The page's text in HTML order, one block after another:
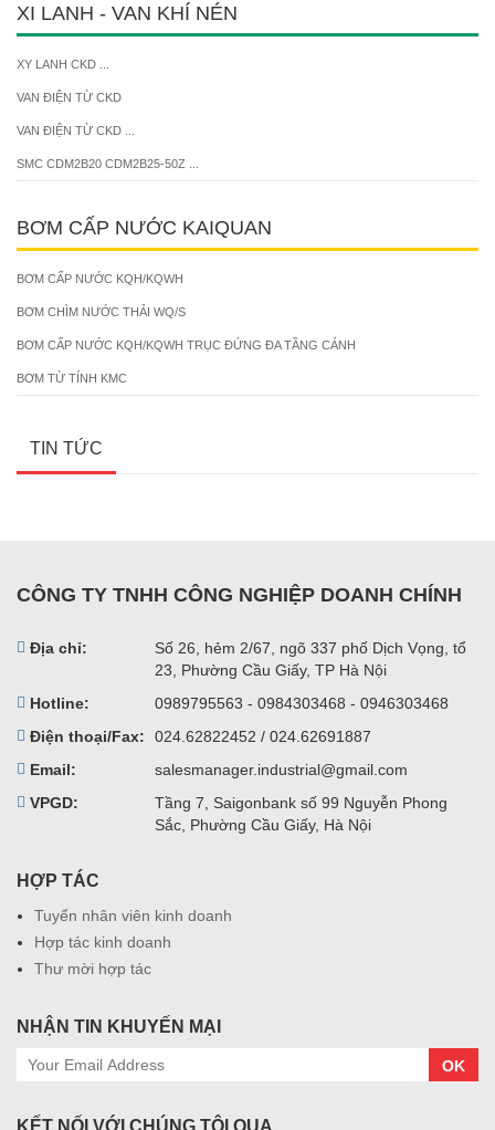
XI LANH - VAN KHÍ NÉN
XY LANH CKD ...
VAN ĐIỆN TỪ CKD
VAN ĐIỆN TỪ CKD ...
SMC CDM2B20 CDM2B25-50Z ...
BƠM CẤP NƯỚC KAIQUAN
BƠM CẤP NƯỚC KQH/KQWH
BƠM CHÌM NƯỚC THẢI WQ/S
BƠM CẤP NƯỚC KQH/KQWH TRỤC ĐỨNG ĐA TẦNG CÁNH
BƠM TỪ TÍNH KMC
TIN TỨC
CÔNG TY TNHH CÔNG NGHIỆP DOANH CHÍNH
Địa chỉ:
Số 26, hẻm 2/67, ngõ 337 phố Dịch Vọng, tổ
23, Phường Cầu Giấy, TP Hà Nội
Hotline:
0989795563 - 0984303468 - 0946303468
Điện thoại/Fax:
024.62822452 / 024.62691887
Email:
salesmanager.industrial@gmail.com
VPGD:
Tầng 7, Saigonbank số 99 Nguyễn Phong
Sắc, Phường Cầu Giấy, Hà Nội
HỢP TÁC
Tuyển nhân viên kinh doanh
Hợp tác kinh doanh
Thư mời hợp tác
NHẬN TIN KHUYẾN MẠI
OK